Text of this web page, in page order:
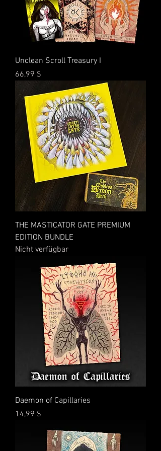
Unclean Scroll Treasury I
Preis
66,99 $
THE MASTICATOR GATE PREMIUM
EDITION BUNDLE
Nicht verfügbar
Daemon of Capillaries
Preis
14,99 $